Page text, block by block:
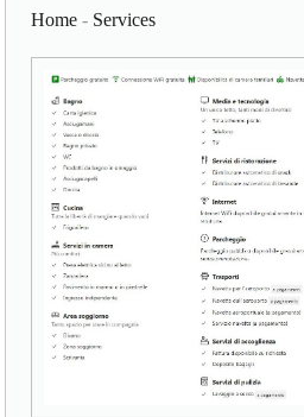
Home - Services